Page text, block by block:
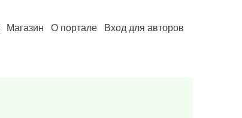
Магазин О портале Вход для авторов